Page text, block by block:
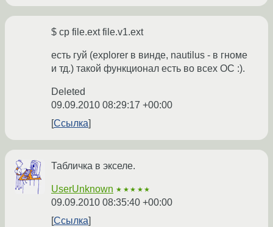
$ cp file.ext file.v1.ext
есть гуй (explorer в винде, nautilus - в гноме
и тд.) такой функционал есть во всех ОС :).
Deleted
09.09.2010 08:29:17 +00:00
Ссылка
Табличка в экселе.
UserUnknown ★★★★★
09.09.2010 08:35:40 +00:00
Ссылка